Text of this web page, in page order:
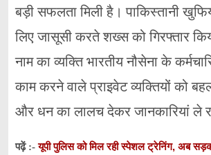
बड़ी सफलता मिली है। पाकिस्तानी
लिए जासूसी करते शख्स को गिरफ्तार
नाम का व्यक्ति भारतीय नौसेना के
काम करने वाले प्राइवेट व्यक्तियों को
और धन का लालच देकर जानकारियां ले
पढ़ें :-यूपी पुलिस को मिल रही स्पेशल ट्रेनिंग, अब